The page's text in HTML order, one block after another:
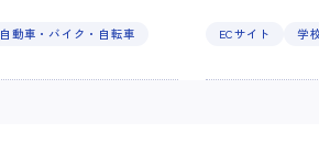
自動車・バイク・自転車 ECサイト 学